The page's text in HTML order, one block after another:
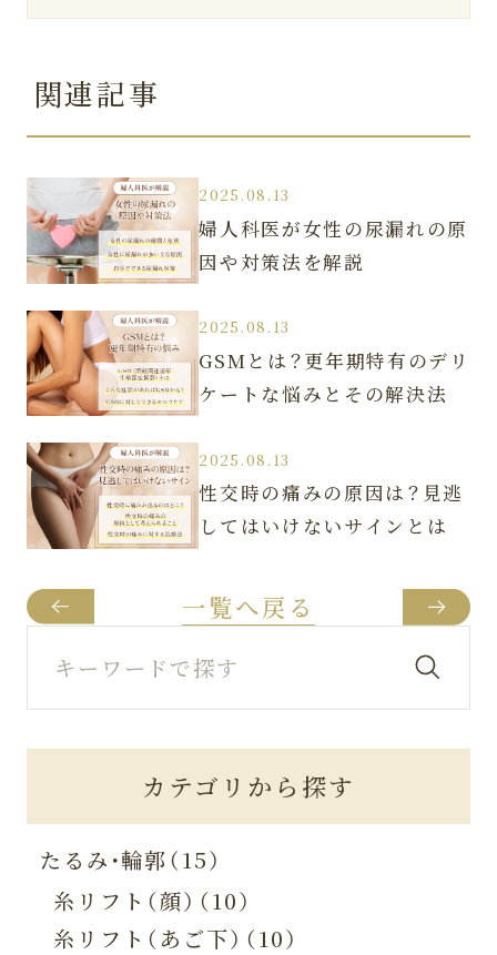
成・美容皮膚科 開院
足
関連記事
2025.08.13
婦人科医が女性の尿漏れの原
因や対策法を解説
2025.08.13
GSMとは？更年期特有のデリ
ケートな悩みとその解決法
2025.08.13
性交時の痛みの原因は？見逃
してはいけないサインとは
一覧へ戻る
カテゴリから探す
たるみ・輪郭（15）
糸リフト（顔）（10）
糸リフト（あご下）（10）